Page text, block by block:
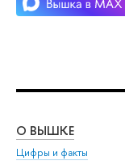
О ВЫШКЕ
Цифры и факты